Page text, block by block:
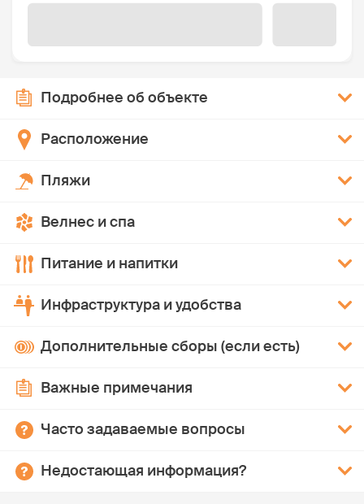
Подробнее об объекте
Расположение
Пляжи
Велнес и спа
Питание и напитки
Инфраструктура и удобства
Дополнительные сборы (если есть)
Важные примечания
Часто задаваемые вопросы
Недостающая информация?